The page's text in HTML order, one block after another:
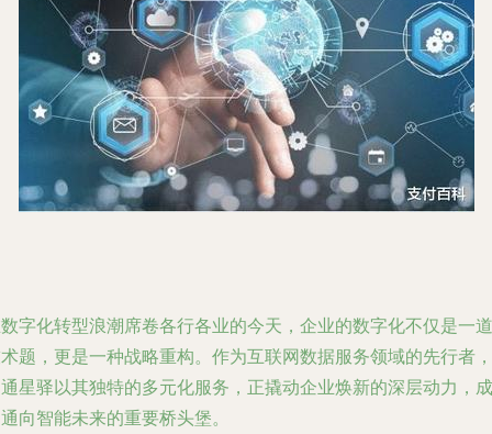
字化转型浪潮席卷各行各业的今天，企业的数字化不仅是一道
题，更是一种战略重构。作为互联网数据服务领域的先行者，
星驿以其独特的多元化服务，正撬动企业焕新的深层动力，成
向智能未来的重要桥头堡。